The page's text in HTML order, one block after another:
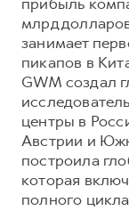
млрд
занимает
пикапов в
GWM создал
центры в
Австрии и
построила
которая
полного